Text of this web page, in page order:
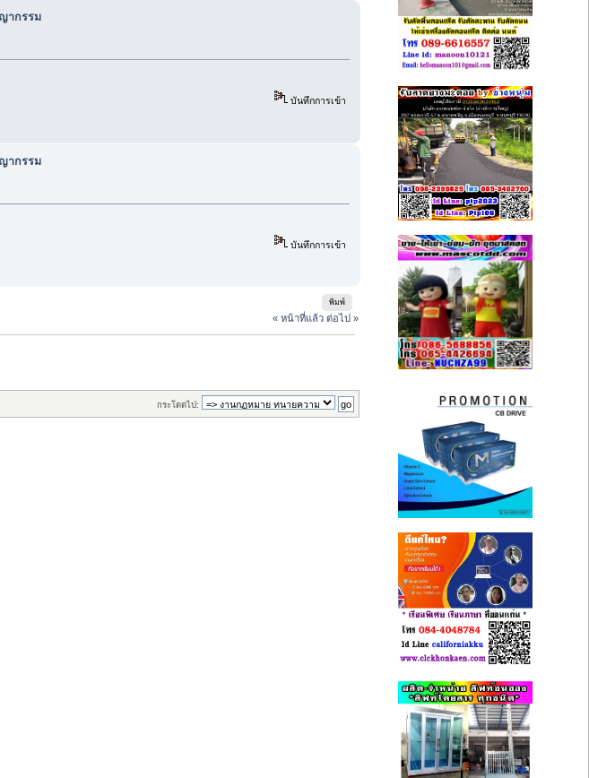
ากรรม
บันทึกการเข้า
ากรรม
บันทึกการเข้า
พิมพ์
« หน้าที่แล้ว ต่อไป »
กระโดดไป: